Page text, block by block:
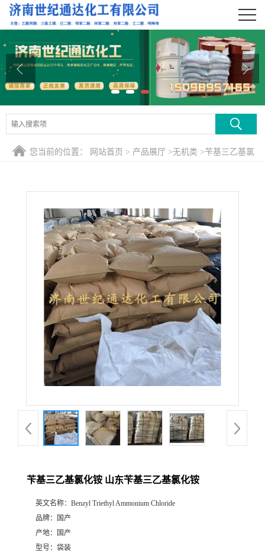
公司首页
公司介绍
产品展厅
证书荣誉
您当前的位置： 网站首页 > 产品展厅 >无机类 >苄基三乙基氯
苄基三乙基氯化铵 山东苄基三乙基氯化铵
英文名称： Benzyl Triethyl Ammonium Chloride
品牌：
国产
产地：
国产
型号： 袋装